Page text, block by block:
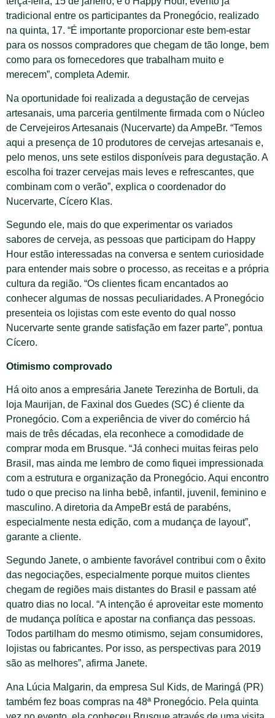
tradicional entre os participantes da Pronegócio, realizado
na quinta, 17. “É importante proporcionar este bem-estar
para os nossos compradores que chegam de tão longe, bem
como para os fornecedores que trabalham muito e
merecem”, completa Ademir.
Na oportunidade foi realizada a degustação de cervejas
artesanais, uma parceria gentilmente firmada com o Núcleo
de Cervejeiros Artesanais (Nucervarte) da AmpeBr. “Temos
aqui a presença de 10 produtores de cervejas artesanais e,
pelo menos, uns sete estilos disponíveis para degustação. A
escolha foi trazer cervejas mais leves e refrescantes, que
combinam com o verão”, explica o coordenador do
Nucervarte, Cícero Klas.
Segundo ele, mais do que experimentar os variados
sabores de cerveja, as pessoas que participam do Happy
Hour estão interessadas na conversa e sentem curiosidade
para entender mais sobre o processo, as receitas e a própria
cultura da região. “Os clientes ficam encantados ao
conhecer algumas de nossas peculiaridades. A Pronegócio
presenteia os lojistas com este evento do qual nosso
Nucervarte sente grande satisfação em fazer parte”, pontua
Cícero.
Otimismo comprovado
Há oito anos a empresária Janete Terezinha de Bortuli, da
loja Maurijan, de Faxinal dos Guedes (SC) é cliente da
Pronegócio. Com a experiência de viver do comércio há
mais de três décadas, ela reconhece a comodidade de
comprar moda em Brusque. “Já conheci muitas feiras pelo
Brasil, mas ainda me lembro de como fiquei impressionada
com a estrutura e organização da Pronegócio. Aqui encontro
tudo o que preciso na linha bebê, infantil, juvenil, feminino e
masculino. A diretoria da AmpeBr está de parabéns,
especialmente nesta edição, com a mudança de layout”,
garante a cliente.
Segundo Janete, o ambiente favorável contribui com o êxito
das negociações, especialmente porque muitos clientes
chegam de regiões mais distantes do Brasil e passam até
quatro dias no local. “A intenção é aproveitar este momento
de mudança política e apostar na confiança das pessoas.
Todos partilham do mesmo otimismo, sejam consumidores,
lojistas ou fabricantes. Por isso, as perspectivas para 2019
são as melhores”, afirma Janete.
Ana Lúcia Malgarin, da empresa Sul Kids, de Maringá (PR)
também fez boas compras na 48ª Pronegócio. Pela quinta